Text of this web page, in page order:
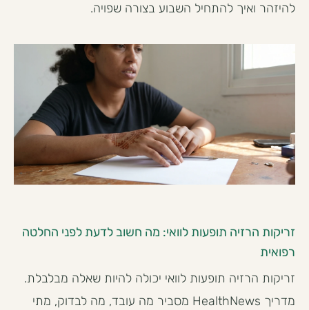
להיזהר ואיך להתחיל השבוע בצורה שפויה.
זריקות הרזיה תופעות לוואי: מה חשוב לדעת לפני החלטה
רפואית
זריקות הרזיה תופעות לוואי יכולה להיות שאלה מבלבלת.
מדריך HealthNews מסביר מה עובד, מה לבדוק, מתי